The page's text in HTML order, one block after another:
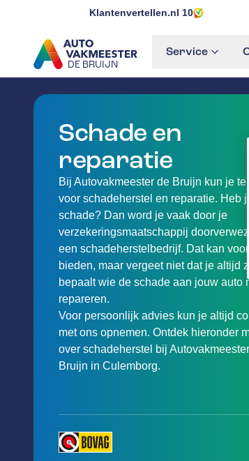
Klantenvertellen.nl 10
DE BRUIJN
GA NAAR DE HOMEPAGINA
Service
Schade en
reparatie
Bij Autovakmeester de Bruijn kun je
voor schadeherstel en reparatie. Heb je
schade? Dan word je vaak door je
verzekeringsmaatschappij
een schadeherstelbedrijf. Dat kan
bieden, maar vergeet niet dat je altijd
bepaalt wie de schade aan jouw auto
repareren.
Voor persoonlijk advies kun je altijd
met ons opnemen. Ontdek hieronder
over schadeherstel bij
Bruijn in Culemborg.